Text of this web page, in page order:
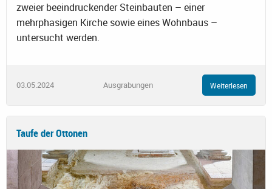
zweier beeindruckender Steinbauten – einer
mehrphasigen Kirche sowie eines Wohnbaus –
untersucht werden.
03.05.2024 Ausgrabungen Weiterlesen
Taufe der Ottonen